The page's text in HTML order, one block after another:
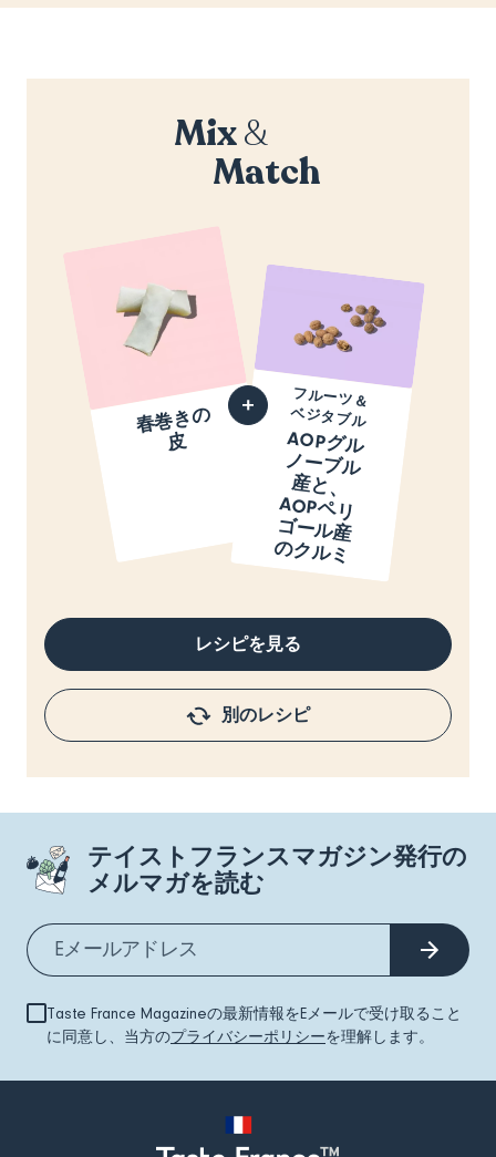
Mix&
Match
春
巻
き
の
皮
フルーツ＆
ベジタブル
AOPグ
ル
ノ
ー
ブ
ル
産
と
、
AOPペ
リ
ゴ
ー
ル
産
の
ク
ル
ミ
レシピを見る
別のレシピ
テイストフランスマガジン発行の
メルマガを読む
Taste France Magazineの最新情報をEメールで受け取ること
に同意し、当方のプライバシーポリシーを理解します。